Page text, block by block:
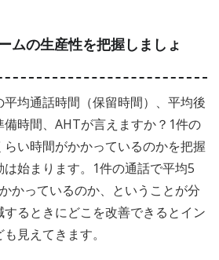
ムの生産性を把握しましょ
均通話時間（保留時間）、平均後
時間、AHTが言えますか？1件の
い時間がかかっているのかを把握
始まります。1件の通話で平均5
かっているのか、ということが分
るときにどこを改善できるとイン
見えてきます。